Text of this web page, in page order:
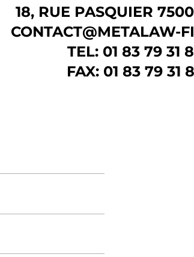
18, RUE PASQUIER
CONTACT@METALAW-
TEL: 01 83 79 31
FAX: 01 83 79 31